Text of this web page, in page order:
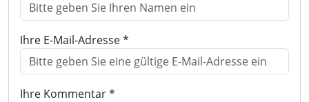
Ihre E-Mail-Adresse *
Ihre Kommentar *